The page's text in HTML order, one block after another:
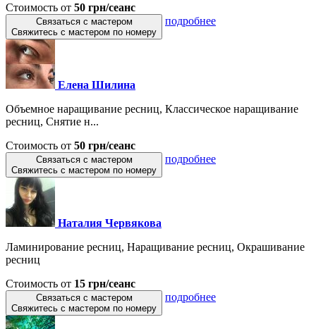
Стоимость от 50 грн/сеанс
Связаться с мастером
Свяжитесь с мастером по номеру
подробнее
Елена Шилина
Объемное наращивание ресниц, Классическое наращивание
ресниц, Снятие н...
Стоимость от 50 грн/сеанс
Связаться с мастером
Свяжитесь с мастером по номеру
подробнее
Наталия Червякова
Ламинирование ресниц, Наращивание ресниц, Окрашивание
ресниц
Стоимость от 15 грн/сеанс
Связаться с мастером
Свяжитесь с мастером по номеру
подробнее